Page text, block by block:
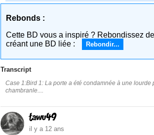
Rebonds :
Cette BD vous a inspiré ? Rebondissez
créant une BD liée :
Rebondir...
Transcript
Case 1:Bird 1: La porte a été condamnée à une
chambranle....
tawu49
il y a 12 ans